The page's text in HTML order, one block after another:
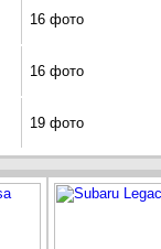
16 фото
16 фото
19 фото